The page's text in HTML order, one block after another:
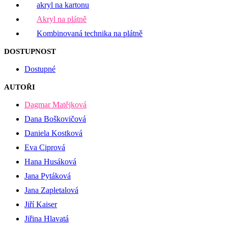
akryl na kartonu
Akryl na plátně
Kombinovaná technika na plátně
DOSTUPNOST
Dostupné
AUTOŘI
Dagmar Matějková
Dana Boškovičová
Daniela Kostková
Eva Ciprová
Hana Husáková
Jana Pytáková
Jana Zapletalová
Jiří Kaiser
Jiřina Hlavatá